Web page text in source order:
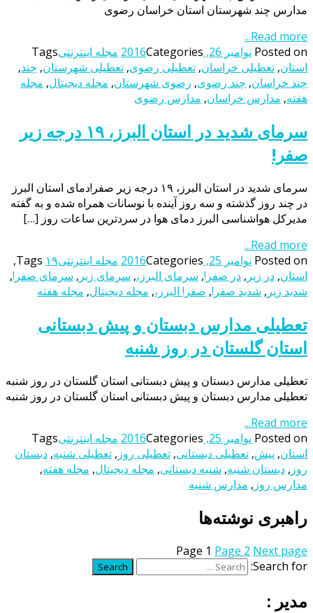
مدارس چند شهرستان استان خراسان رضوی
Read more...
Posted on نوامبر 26, 2016 Categories مجله اینترنتیTags
استان, تعطیلی خراسان, تعطیلی رضوی, تعطیلی شهرستان, چند,
چند خراسان, چند رضوی, رضوی شهرستان, مجله دیجیتال, مجله
هفته, مدارس خراسان, مدارس رضوی
سرمای شدید در استان البرز، ۱۹ درجه زیر
صفر!
سرمای شدید در استان البرز، ۱۹ درجه زیر صفر!دمای استان البرز
در چند روز گذشته و سه روز آینده با نوسانات همراه شده و به گفته
مدیرکل هواشناسی البرز دمای هوا در سردترین ساعات روز […]
Read more...
Posted on نوامبر 25, 2016 Categories مجله اینترنتی Tags ۱۹
,
استان, در زیر , در صفر!, سرمای البرز،, سرمای زیر , سرمای صفر!,
شدید زیر , شدید صفر!, صفر! البرز،, مجله دیجیتال, مجله هفته
تعطیلی مدارس دبستان و پیش دبستانی
استان گلستان در روز شنبه
تعطیلی مدارس دبستان و پیش دبستانی استان گلستان در روز شنبه
تعطیلی مدارس دبستان و پیش دبستانی استان گلستان در روز شنبه
Read more...
Posted on نوامبر 25, 2016 Categories مجله اینترنتیTags
استان, پیش, تعطیلی دبستانی, تعطیلی روز , تعطیلی شنبه, دبستان
روز , دبستان شنبه, شنبه دبستانی, مجله دیجیتال, مجله هفته,
مدارس روز , مدارس شنبه
راهبری نوشته‌ها
Page 1 Page 2 Next page
Search for:
Search
مدیر :